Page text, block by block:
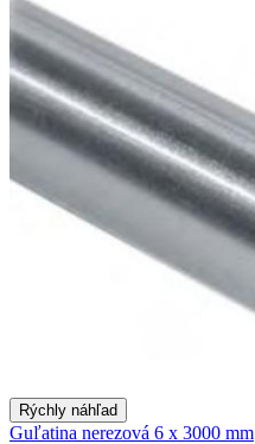
Rýchly náhľad
Guľatina nerezová 6 x 3000 mm